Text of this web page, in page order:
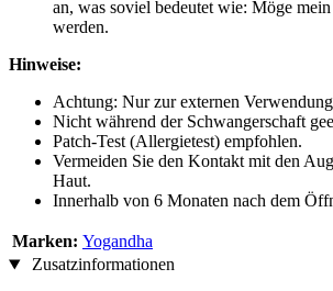
an, was soviel bedeutet wie: Möge
werden.
Hinweise:
Achtung: Nur zur externen
Nicht während der Schwangerschaft
Patch-Test (Allergietest) empfohlen.
Vermeiden Sie den Kontakt mit den
Haut.
Innerhalb von 6 Monaten nach dem
Marken: Yogandha
Zusatzinformationen